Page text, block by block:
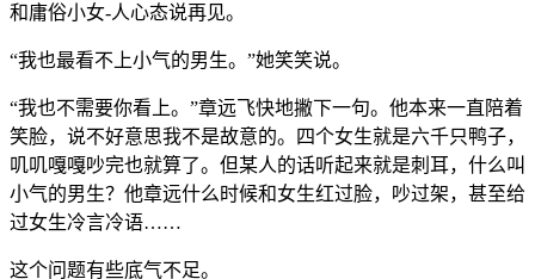
和庸俗小女-人心态说再见。
“我也最看不上小气的男生。”她笑笑说。
“我也不需要你看上。”章远飞快地撇下一句。他本来一直陪着
笑脸，说不好意思我不是故意的。四个女生就是六千只鸭子，
叽叽嘎嘎吵完也就算了。但某人的话听起来就是刺耳，什么叫
小气的男生？他章远什么时候和女生红过脸，吵过架，甚至给
过女生冷言冷语……
这个问题有些底气不足。